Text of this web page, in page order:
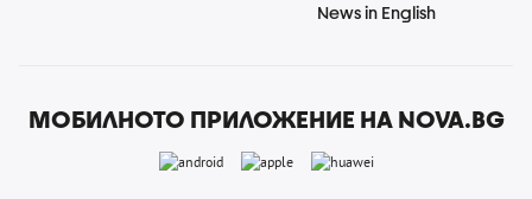
News in English
МОБИЛНОТО ПРИЛОЖЕНИЕ НА NOVA.BG